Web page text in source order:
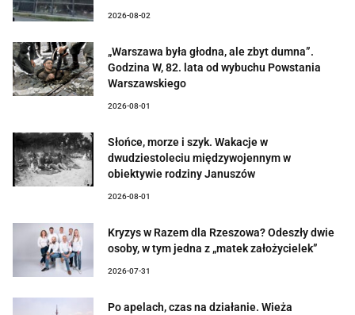
2026-08-02
„Warszawa była głodna, ale zbyt dumna”.
Godzina W, 82. lata od wybuchu Powstania
Warszawskiego
2026-08-01
Słońce, morze i szyk. Wakacje w
dwudziestoleciu międzywojennym w
obiektywie rodziny Januszów
2026-08-01
Kryzys w Razem dla Rzeszowa? Odeszły dwie
osoby, w tym jedna z „matek założycielek”
2026-07-31
Po apelach, czas na działanie. Wieża